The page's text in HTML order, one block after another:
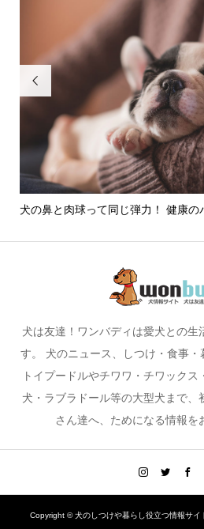

犬の鼻と肉球って同じ弾力！ 健康の
犬は友達！ワンバディは愛犬との生
す。 犬のニュース、しつけ・食事・
トイプードルやチワワ・チワック
犬・ラブラドール等の大型犬まで、
さん達へ、ためになる情報を
Copyright ©犬のしつけや暮らし役立つ情報サ